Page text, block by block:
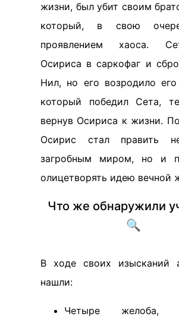
жизни, был убит своим
который, в свою
проявлением хаоса.
Осириса в саркофаг и
Нил, но его возродило
который победил Сета,
вернув Осириса к жизни.
Осирис стал править
загробным миром, но и
олицетворять идею вечной
Что же обнаружили
🔍
В ходе своих изысканий
нашли:
Четыре желоба,